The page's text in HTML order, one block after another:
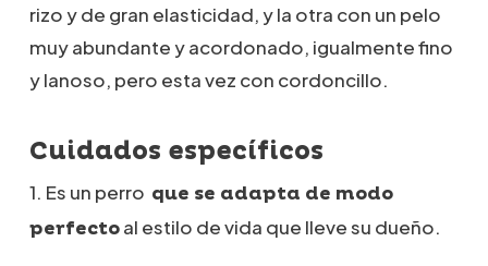
rizo y de gran elasticidad, y la otra con un pelo
muy abundante y acordonado, igualmente fino
y lanoso, pero esta vez con cordoncillo.
Cuidados específicos
1. Es un perro que se adapta de modo
perfectoal estilo de vida que lleve su dueño.